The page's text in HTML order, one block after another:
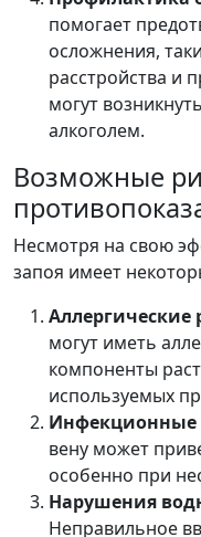
помогает
осложнения,
расстройства и
могут
алкоголем.
Возможные
Несмотря на свою
запоя имеет
Аллергические
могут иметь
компоненты
используемых
Инфекционные
вену может
особенно при
Нарушения
Неправильное